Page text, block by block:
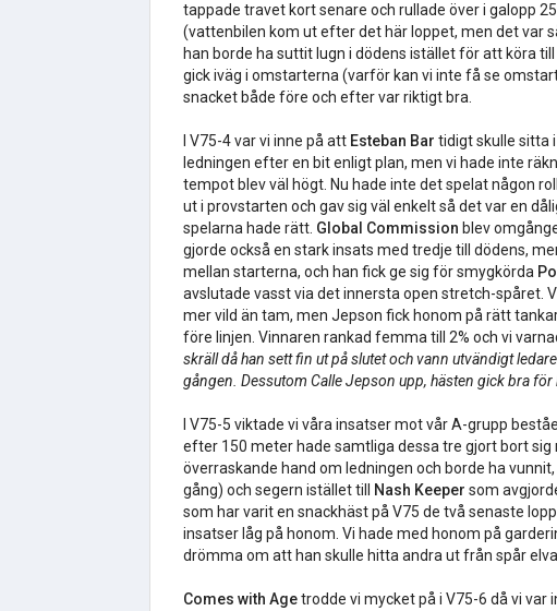
tappade travet kort senare och rullade över i galopp
(vattenbilen kom ut efter det här loppet, men det var
han borde ha suttit lugn i dödens istället för att köra till
gick iväg i omstarterna (varför kan vi inte få se
snacket både före och efter var riktigt bra.
I V75-4 var vi inne på att Esteban Bar tidigt skulle sitta i
ledningen efter en bit enligt plan, men vi hade inte
tempot blev väl högt. Nu hade inte det spelat någon
ut i provstarten och gav sig väl enkelt så det var en
spelarna hade rätt. Global Commission blev
gjorde också en stark insats med tredje till dödens,
mellan starterna, och han fick ge sig för smygkörda
avslutade vasst via det innersta open stretch-spåret.
mer vild än tam, men Jepson fick honom på rätt
före linjen. Vinnaren rankad femma till 2% och vi
skräll då han sett fin ut på slutet och vann utvändigt
gången. Dessutom Calle Jepson upp, hästen gick bra
I V75-5 viktade vi våra insatser mot vår A-grupp
efter 150 meter hade samtliga dessa tre gjort bort sig
överraskande hand om ledningen och borde ha
gång) och segern istället till
Nash Keeper som
som har varit en snackhäst på V75 de två senaste
insatser låg på honom. Vi hade med honom på
drömma om att han skulle hitta andra ut från spår elva.
Comes with Agetrodde vi mycket på i V75-6 då vi